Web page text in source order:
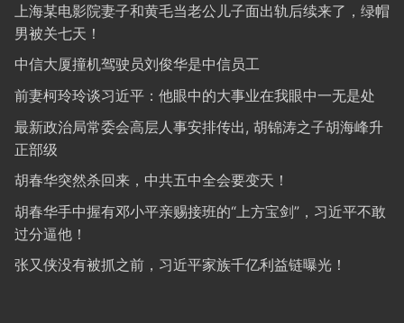
上海某电影院妻子和黄毛当老公儿子面出轨后续来了，绿帽
男被关七天！
中信大厦撞机驾驶员刘俊华是中信员工
前妻柯玲玲谈习近平：他眼中的大事业在我眼中一无是处
最新政治局常委会高层人事安排传出, 胡锦涛之子胡海峰升
正部级
胡春华突然杀回来，中共五中全会要变天！
胡春华手中握有邓小平亲赐接班的“上方宝剑”，习近平不敢
过分逼他！
张又侠没有被抓之前，习近平家族千亿利益链曝光！